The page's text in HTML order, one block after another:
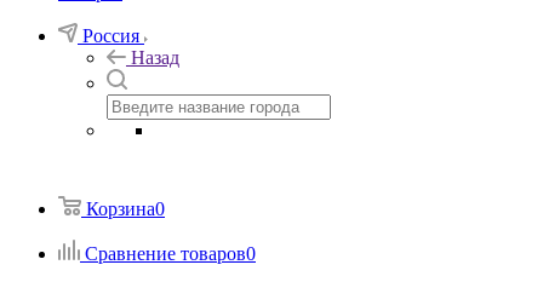
Россия
Назад
Корзина0
Сравнение товаров0